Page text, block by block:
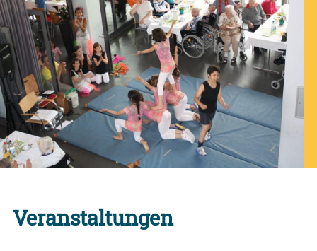
Veranstaltungen